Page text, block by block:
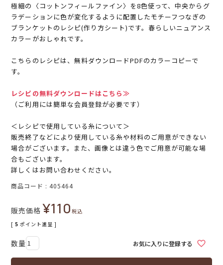
極細の〈コットンフィールファイン〉を8色使って、中央からグ
ラデーションに色が変化するように配置したモチーフつなぎの
ブランケットのレシピ(作り方シート)です。春らしいニュアンス
カラーがおしゃれです。
こちらのレシピは、無料ダウンロードPDFのカラーコピーで
す。
レシピの無料ダウンロードはこちら≫
（ご利用には簡単な会員登録が必要です）
＜レシピで使用している糸について＞
販売終了などにより使用している糸や材料のご用意ができない
場合がございます。また、画像とは違う色でご用意が可能な場
合もございます。
詳しくはお問い合わせください。
商品コード 405464
販売価格 ¥110税込
[ 5 ポイント進呈 ]
お気に入りに登録する